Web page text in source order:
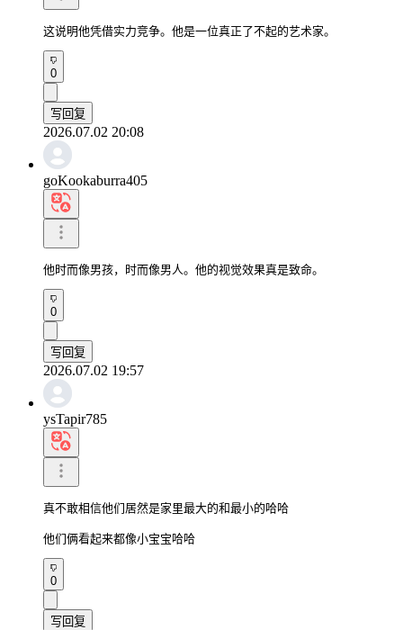
这说明他凭借实力竞争。他是一位真正了不起的艺术家。
0
写回复
2026.07.02 20:08
goKookaburra405
他时而像男孩，时而像男人。他的视觉效果真是致命。
0
写回复
2026.07.02 19:57
ysTapir785
真不敢相信他们居然是家里最大的和最小的哈哈
他们俩看起来都像小宝宝哈哈
0
写回复